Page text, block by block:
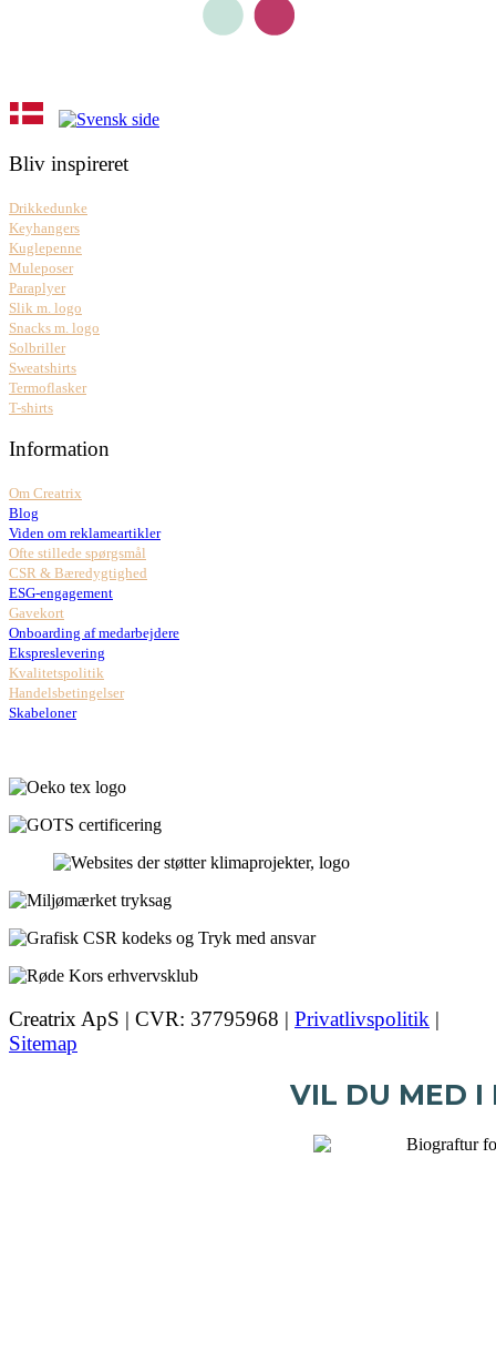
Bliv inspireret
Drikkedunke
Keyhangers
Kuglepenne
Muleposer
Paraplyer
Slik m. logo
Snacks m. logo
Solbriller
Sweatshirts
Termoflasker
T-shirts
Information
Om Creatrix
Blog
Viden om reklameartikler
Ofte stillede spørgsmål
CSR & Bæredygtighed
ESG-engagement
Gavekort
Onboarding af medarbejdere
Ekspreslevering
Kvalitetspolitik
Handelsbetingelser
Skabeloner
Creatrix ApS | CVR: 37795968 | Privatlivspolitik |
Sitemap
VIL DU MED I